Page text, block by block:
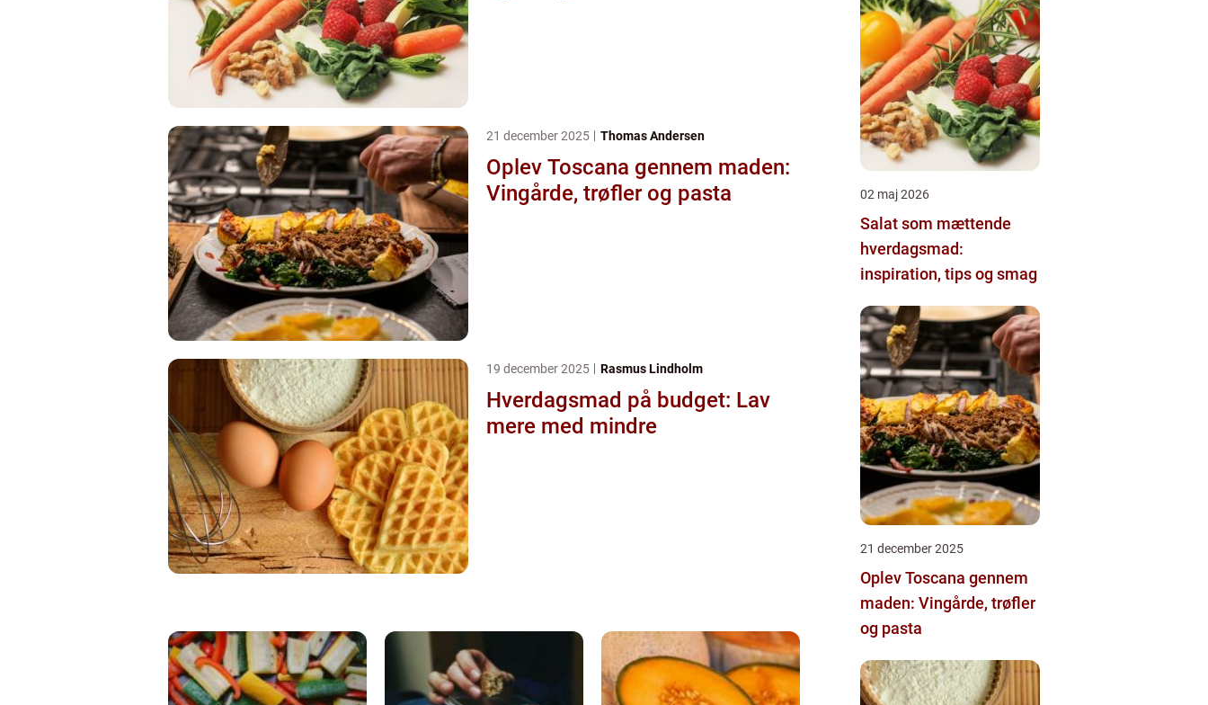
21 december 2025 Thomas Andersen
Oplev Toscana gennem maden:
Vingårde, trøfler og pasta
19 december 2025 Rasmus Lindholm
Hverdagsmad på budget: Lav
mere med mindre
02 maj 2026
Salat som mættende
hverdagsmad:
inspiration, tips og smag
21 december 2025
Oplev Toscana gennem
maden: Vingårde, trøfler
og pasta